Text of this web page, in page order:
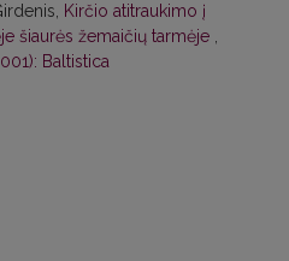
Kirčio atitraukimo į
šiaurės žemaičių tarmėje
Baltistica